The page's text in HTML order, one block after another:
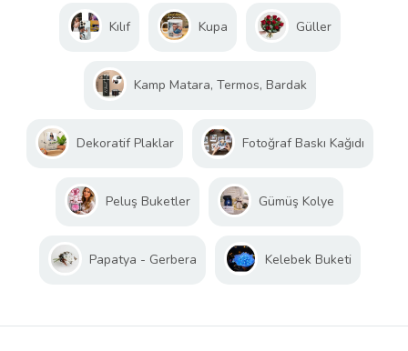
Kılıf Kupa Güller
Kamp Matara, Termos, Bardak
Dekoratif Plaklar Fotoğraf Baskı Kağıdı
Peluş Buketler Gümüş Kolye
Papatya - Gerbera Kelebek Buketi